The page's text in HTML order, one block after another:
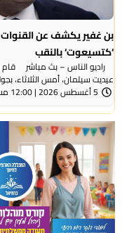
بن غفير يكشف عن
‘كتسيعوت‘ بالنقب
راديو الناس – بث مباشر قام
عيديت سيلمان، أمس الثلاثاء،
5 أغسطس 2026 | 12:00 مساءً